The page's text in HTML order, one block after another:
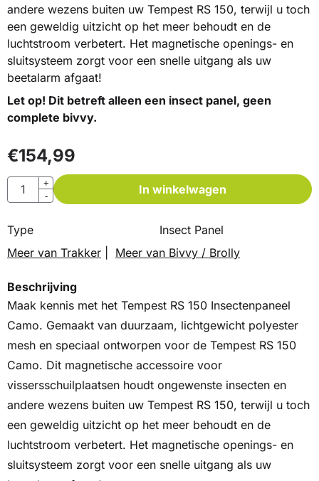
andere wezens buiten uw Tempest RS 150, terwijl u toch
een geweldig uitzicht op het meer behoudt en de
luchtstroom verbetert. Het magnetische openings- en
sluitsysteem zorgt voor een snelle uitgang als uw
beetalarm afgaat!
Let op! Dit betreft alleen een insect panel, geen
complete bivvy.
€154,99
Aantal
+
-
In winkelwagen
Type
Insect Panel
Meer van Trakker
Meer van Bivvy / Brolly
Beschrijving
Maak kennis met het Tempest RS 150 Insectenpaneel
Camo. Gemaakt van duurzaam, lichtgewicht polyester
mesh en speciaal ontworpen voor de Tempest RS 150
Camo. Dit magnetische accessoire voor
vissersschuilplaatsen houdt ongewenste insecten en
andere wezens buiten uw Tempest RS 150, terwijl u toch
een geweldig uitzicht op het meer behoudt en de
luchtstroom verbetert. Het magnetische openings- en
sluitsysteem zorgt voor een snelle uitgang als uw